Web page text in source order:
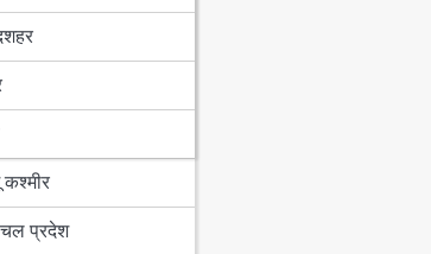
प्रदेश